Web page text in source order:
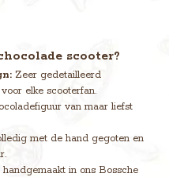
scooter?
Zeer gedetailleerd
elke scooterfan.
van maar liefst
met de hand gegoten en
in ons Bossche